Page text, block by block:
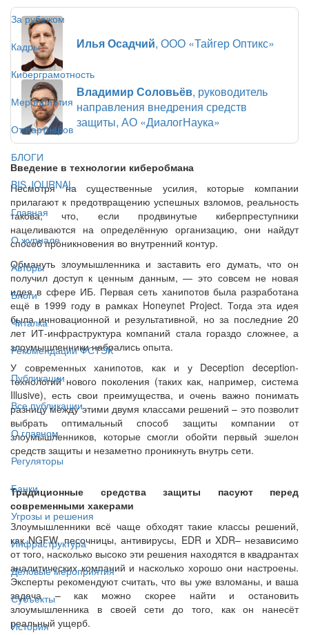
За рубежом
Кадры
Киберграмотность
Мероприятия
От партнёров
БЛОГИ
BIS JOURNAL
Главная
О журнале
Авторы
Блоги
Читалка
Рекомендации ФСТЭК
Публикации
Все публикации
О главном
Регуляторы
Банки
Угрозы и решения
Инфраструктура
Деловые мероприятия
Субъекты
История
Илья Осадчий, ООО «Тайгер Оптикс»
Владимир Соловьёв, руководитель
направления внедрения средств
защиты, АО «ДиалогНаука»
Введение в технологии киберобмана
Несмотря на существенные усилия, которые компании
прилагают к предотвращению успешных взломов, реальность
такова, что, если продвинутые киберпреступники
нацеливаются на определённую организацию, они найдут
способ проникновения во внутренний контур.
Обмануть злоумышленника и заставить его думать, что он
получил доступ к ценным данным, — это совсем не новая
идея в сфере ИБ. Первая сеть ханипотов была разработана
ещё в 1999 году в рамках Honeynet Project. Тогда эта идея
была инновационной и результативной, но за последние 20
лет ИТ-инфраструктура компаний стала гораздо сложнее, а
злоумышленники набрались опыта.
У современных ханипотов, как и у Deception deception-
технологий нового поколения (таких как, например, система
Illusive), есть свои преимущества, и очень важно понимать
разницу между этими двумя классами решений – это позволит
выбрать оптимальный способ защиты компании от
злоумышленников, которые смогли обойти первый эшелон
средств защиты и незаметно проникнуть внутрь сети.
Традиционные средства защиты пасуют перед
современными хакерами
Злоумышленники всё чаще обходят такие классы решений,
как NGFW, песочницы, антивирусы, EDR и XDR– независимо
от того, насколько высоко эти решения находятся в квадрантах
аналитических компаний и насколько хорошо они настроены.
Эксперты рекомендуют считать, что вы уже взломаны, и ваша
задача – как можно скорее найти и остановить
злоумышленника в своей сети до того, как он нанесёт
реальный ущерб.